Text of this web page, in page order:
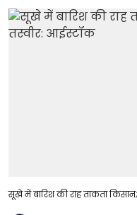
सूखे में बारिश की राह ताकता